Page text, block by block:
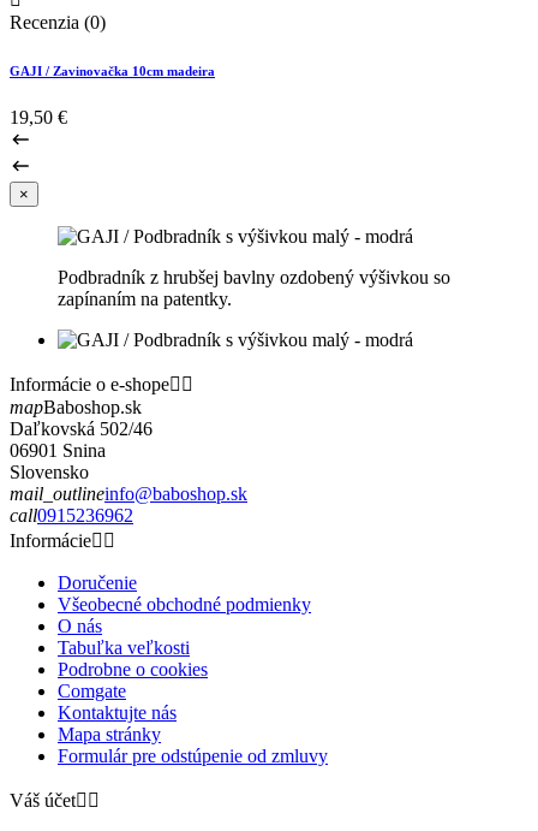
Recenzia (0)
GAJI / Zavinovačka 10cm madeira
19,50 €
×
Podbradník z hrubšej bavlny ozdobený výšivkou so
zapínaním na patentky.
Informácie o e-shope 
mapBaboshop.sk
Daľkovská 502/46
06901 Snina
Slovensko
mail_outlineinfo@baboshop.sk
call0915236962
Informácie 
Doručenie
Všeobecné obchodné podmienky
O nás
Tabuľka veľkosti
Podrobne o cookies
Comgate
Kontaktujte nás
Mapa stránky
Formulár pre odstúpenie od zmluvy
Váš účet 